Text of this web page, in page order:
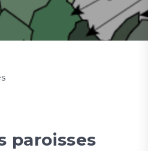
paroisses